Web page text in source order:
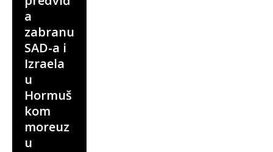
a
zabranu
SAD-a i
Izraela
u
Hormuš
kom
moreuz
u